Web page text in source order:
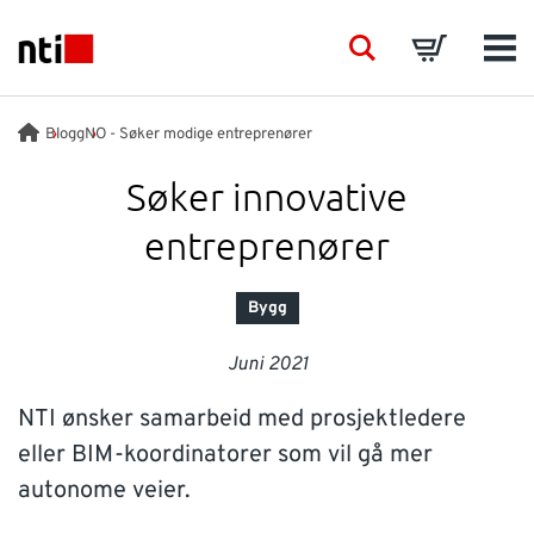
NTI logo
BRANSJER
VÅRE TJENESTER
PRODUKTER
EVENTS
INNSIKT
SearchBasket
BloggNO - Søker modige entreprenører
Søker innovative
entreprenører
Bygg
Juni 2021
NTI ønsker samarbeid med prosjektledere
eller BIM-koordinatorer som vil gå mer
autonome veier.